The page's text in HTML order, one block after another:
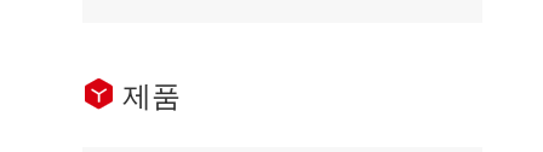
 제품